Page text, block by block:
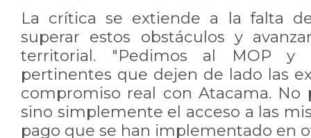
La crítica se extiende a la falta
superar estos obstáculos y
territorial. "Pedimos al MOP y
pertinentes que dejen de lado las
compromiso real con Atacama. No
sino simplemente el acceso a las
pago que se han implementado en